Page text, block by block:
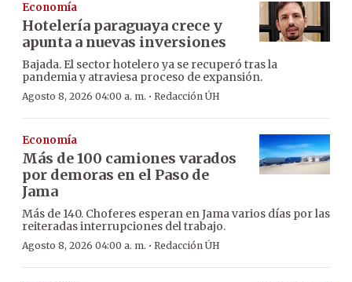
Economía
Hotelería paraguaya crece y
apunta a nuevas inversiones
Bajada. El sector hotelero ya se recuperó tras la
pandemia y atraviesa proceso de expansión.
Agosto 8, 2026 04:00 a. m. · Redacción ÚH
Economía
Más de 100 camiones varados
por demoras en el Paso de
Jama
Más de 140. Choferes esperan en Jama varios días por las
reiteradas interrupciones del trabajo.
Agosto 8, 2026 04:00 a. m. · Redacción ÚH